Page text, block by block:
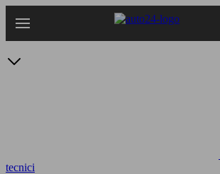
tecnici